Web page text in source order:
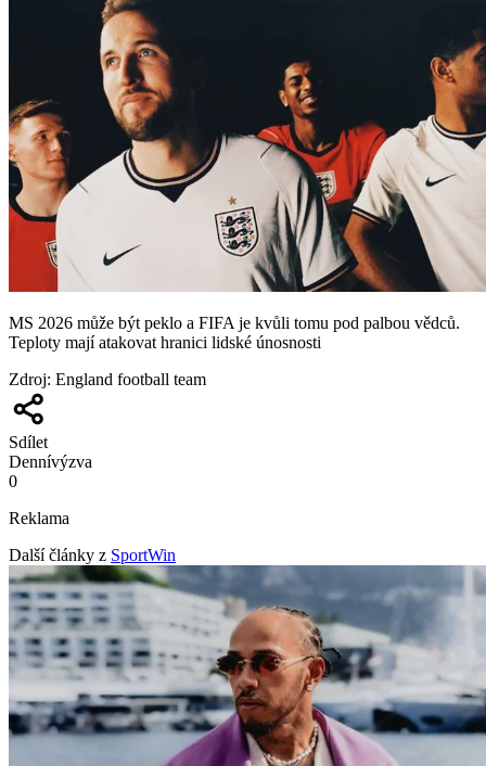
MS 2026 může být peklo a FIFA je kvůli tomu pod palbou vědců.
Teploty mají atakovat hranici lidské únosnosti
Zdroj: England football team
Sdílet
Dennívýzva
0
Reklama
Další články z SportWin